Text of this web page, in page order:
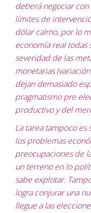
deberá negociar
límites de
dólar calmo, por lo
economía real todas
severidad de las
monetarias
dejan demasiado
pragmatismo pre
productivo y del
La tarea tampoco es
los problemas
preocupaciones de
un terreno en lo
sabe explotar.
logra conjurar una
llegue a las